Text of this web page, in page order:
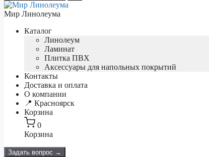
Мир Линолеума
Каталог
Линолеум
Ламинат
Плитка ПВХ
Аксессуары для напольных покрытий
Контакты
Доставка и оплата
О компании
📍 Красноярск
Корзина
0
Корзина
Задать вопрос →